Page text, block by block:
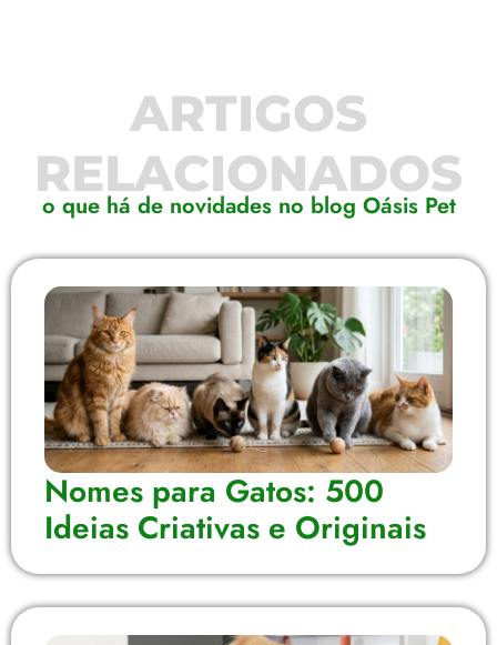
ARTIGOS
RELACIONADOS
o que há de novidades no blog Oásis Pet
Nomes para Gatos: 500
Ideias Criativas e Originais